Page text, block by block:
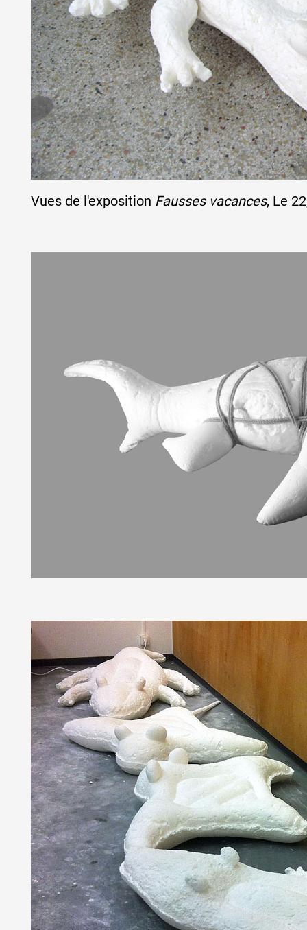
Artistes
De A à Z
Année par année
Collection vidéos
Candidater
Vues de l'exposition Fausses vacances, Le